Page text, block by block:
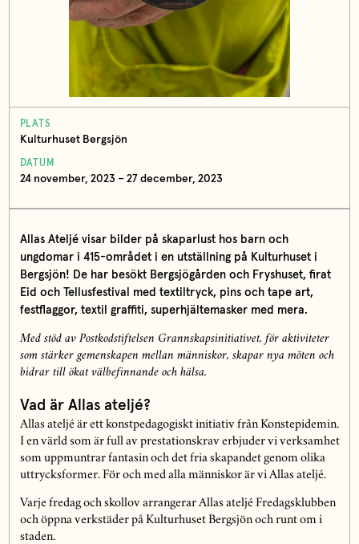
PLATS
Kulturhuset Bergsjön
DATUM
24 november, 2023 – 27 december, 2023
Allas Ateljé visar bilder på skaparlust hos barn och
ungdomar i 415-området i en utställning på Kulturhuset i
Bergsjön! De har besökt Bergsjögården och Fryshuset, firat
Eid och Tellusfestival med textiltryck, pins och tape art,
festflaggor, textil graffiti, superhjältemasker med mera.
Med stöd av Postkodstiftelsen Grannskapsinitiativet, för aktiviteter
som stärker gemenskapen mellan människor, skapar nya möten och
bidrar till ökat välbefinnande och hälsa.
Vad är Allas ateljé?
Allas ateljé är ett konstpedagogiskt initiativ från Konstepidemin.
I en värld som är full av prestationskrav erbjuder vi verksamhet
som uppmuntrar fantasin och det fria skapandet genom olika
uttrycksformer. För och med alla människor är vi Allas ateljé.
Varje fredag och skollov arrangerar Allas ateljé Fredagsklubben
och öppna verkstäder på Kulturhuset Bergsjön och runt om i
staden.